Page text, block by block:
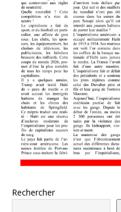
Rechercher